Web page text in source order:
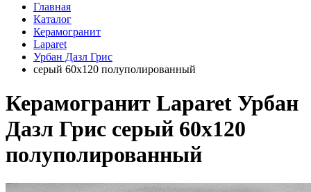
Главная
Каталог
Керамогранит
Laparet
Урбан Дазл Грис
серый 60х120 полуполированный
Керамогранит Laparet Урбан
Дазл Грис серый 60х120
полуполированный